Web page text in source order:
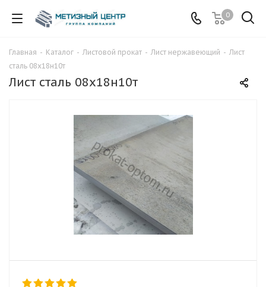
0
Главная - Каталог - Листовой прокат - Лист нержавеющий - Лист
сталь 08х18н10т
Лист сталь 08х18н10т